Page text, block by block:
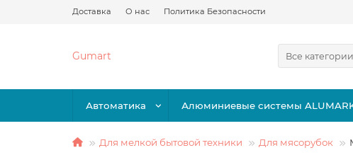
Доставка О нас Политика Безопасности
Gumart Все категории
Автоматика Алюминиевые системы
Для мелкой бытовой техники Для мясорубок